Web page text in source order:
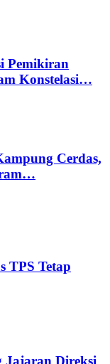
Pemikiran
Konstelasi…
Cerdas,
TPS Tetap
Jajaran Direksi